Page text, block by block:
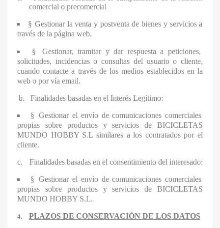
comercial o precomercial
§ Gestionar la venta y postventa de bienes y servicios a
través de la página web.
§
Gestionar, tramitar y dar respuesta a peticiones,
solicitudes, incidencias o consultas del usuario o cliente,
cuando contacte a través de los medios establecidos en la
web o por vía email.
b. Finalidades basadas en el Interés Legítimo:
§
Gestionar el envío de comunicaciones comerciales
propias sobre productos y servicios de BICICLETAS
MUNDO HOBBY S.L similares a los contratados por el
cliente.
c. Finalidades basadas en el consentimiento del interesado:
§
Gestionar el envío de comunicaciones comerciales
propias sobre productos y servicios de BICICLETAS
MUNDO HOBBY S.L.
4.
PLAZOS DE CONSERVACIÓN DE LOS DATOS